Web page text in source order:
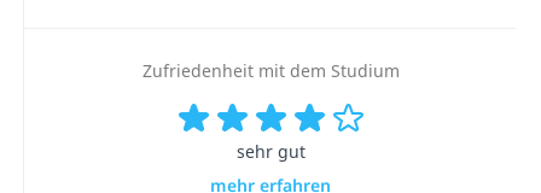
Zufriedenheit mit dem Studium
sehr gut
mehr erfahren